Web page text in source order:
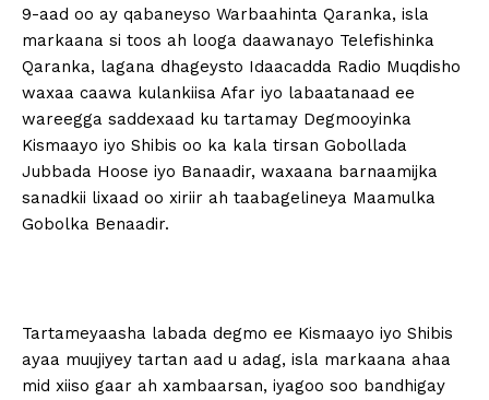
9-aad oo ay qabaneyso Warbaahinta Qaranka, isla
markaana si toos ah looga daawanayo Telefishinka
Qaranka, lagana dhageysto Idaacadda Radio Muqdisho
waxaa caawa kulankiisa Afar iyo labaatanaad ee
wareegga saddexaad ku tartamay Degmooyinka
Kismaayo iyo Shibis oo ka kala tirsan Gobollada
Jubbada Hoose iyo Banaadir, waxaana barnaamijka
sanadkii lixaad oo xiriir ah taabagelineya Maamulka
Gobolka Benaadir.
Tartameyaasha labada degmo ee Kismaayo iyo Shibis
ayaa muujiyey tartan aad u adag, isla markaana ahaa
mid xiiso gaar ah xambaarsan, iyagoo soo bandhigay